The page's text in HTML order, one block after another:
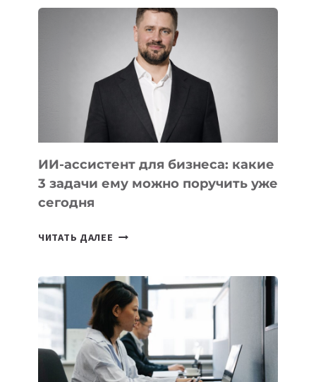
КОТОРЫЕ
РАЗВИВАЮТ
ТЕХНОЛОГИЧЕСКОЕ
ОБРАЗОВАНИЕ
ТАДЖИКИСТАНА
ИИ-ассистент для бизнеса: какие
3 задачи ему можно поручить уже
сегодня
ЧИТАТЬ ДАЛЕЕ ИИ-
БИЗНЕСА:
КАКИЕ
3
ЗАДАЧИ
ЕМУ
МОЖНО